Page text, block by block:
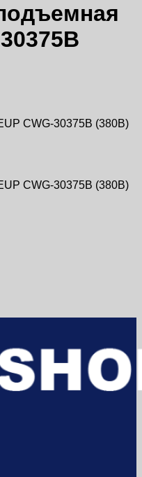
CWG-30375B (380В)
CWG-30375B (380В)